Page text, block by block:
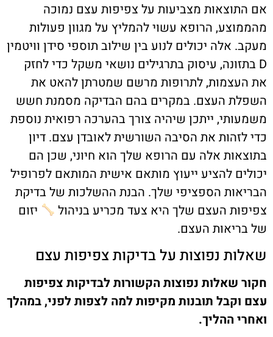
אם התוצאות מצביעות על צפיפות עצם נמוכה
מהממוצע, הרופא עשוי להמליץ על מגוון פעולות
מעקב. אלה יכולים לנוע בין שילוב תוספי סידן וויטמין
D בתזונה, עיסוק בתרגילים נושאי משקל כדי לחזק
את העצמות, לתרופות מרשם שמטרתן להאט את
השפלת העצם. במקרים בהם הבדיקה מסמנת חשש
משמעותי, ייתכן שיהיה צורך בהערכה רפואית נוספת
כדי לזהות את הסיבה השורשית לאובדן עצם. דיון
בתוצאות אלה עם הרופא שלך הוא חיוני, שכן הם
יכולים להציע ייעוץ מותאם אישית המותאם לפרופיל
הבריאות הספציפי שלך. הבנת ההשלכות של בדיקת
צפיפות העצם שלך היא צעד מכריע בניהול
יזום
של בריאות העצם.
שאלות נפוצות על בדיקות צפיפות עצם
חקור שאלות נפוצות הקשורות לבדיקות צפיפות
עצם וקבל תובנות מקיפות למה לצפות לפני, במהלך
ואחרי ההליך.